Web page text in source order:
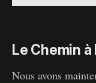
Le Chemin
Nous avons